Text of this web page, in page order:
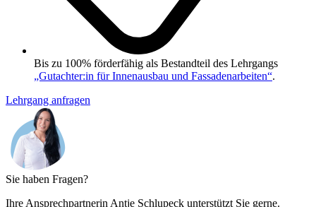
Bis zu 100% förderfähig als Bestandteil des Lehrgangs
„Gutachter:in für Innenausbau und Fassadenarbeiten“.
Lehrgang anfragen
Sie haben Fragen?
Ihre Ansprechpartnerin Antje Schlupeck unterstützt Sie gerne.